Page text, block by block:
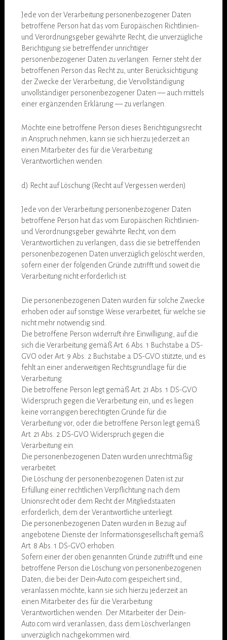
Jede von der Verarbeitung personenbezogener Daten
betroffene Person hat das vom Europäischen Richtlinien-
und Verordnungsgeber gewährte Recht, die unverzügliche
Berichtigung sie betreffender unrichtiger
personenbezogener Daten zu verlangen. Ferner steht der
betroffenen Person das Recht zu, unter Berücksichtigung
der Zwecke der Verarbeitung, die Vervollständigung
unvollständiger personenbezogener Daten — auch mittels
einer ergänzenden Erklärung — zu verlangen.
Möchte eine betroffene Person dieses Berichtigungsrecht
in Anspruch nehmen, kann sie sich hierzu jederzeit an
einen Mitarbeiter des für die Verarbeitung
Verantwortlichen wenden.
d) Recht auf Löschung (Recht auf Vergessen werden)
Jede von der Verarbeitung personenbezogener Daten
betroffene Person hat das vom Europäischen Richtlinien-
und Verordnungsgeber gewährte Recht, von dem
Verantwortlichen zu verlangen, dass die sie betreffenden
personenbezogenen Daten unverzüglich gelöscht werden,
sofern einer der folgenden Gründe zutrifft und soweit die
Verarbeitung nicht erforderlich ist:
Die personenbezogenen Daten wurden für solche Zwecke
erhoben oder auf sonstige Weise verarbeitet, für welche sie
nicht mehr notwendig sind.
Die betroffene Person widerruft ihre Einwilligung, auf die
sich die Verarbeitung gemäß Art. 6 Abs. 1 Buchstabe a DS-
GVO oder Art. 9 Abs. 2 Buchstabe a DS-GVO stützte, und es
fehlt an einer anderweitigen Rechtsgrundlage für die
Verarbeitung.
Die betroffene Person legt gemäß Art. 21 Abs. 1 DS-GVO
Widerspruch gegen die Verarbeitung ein, und es liegen
keine vorrangigen berechtigten Gründe für die
Verarbeitung vor, oder die betroffene Person legt gemäß
Art. 21 Abs. 2 DS-GVO Widerspruch gegen die
Verarbeitung ein.
Die personenbezogenen Daten wurden unrechtmäßig
verarbeitet.
Die Löschung der personenbezogenen Daten ist zur
Erfüllung einer rechtlichen Verpflichtung nach dem
Unionsrecht oder dem Recht der Mitgliedstaaten
erforderlich, dem der Verantwortliche unterliegt.
Die personenbezogenen Daten wurden in Bezug auf
angebotene Dienste der Informationsgesellschaft gemäß
Art. 8 Abs. 1 DS-GVO erhoben.
Sofern einer der oben genannten Gründe zutrifft und eine
betroffene Person die Löschung von personenbezogenen
Daten, die bei der Dein-Auto.com gespeichert sind,
veranlassen möchte, kann sie sich hierzu jederzeit an
einen Mitarbeiter des für die Verarbeitung
Verantwortlichen wenden. Der Mitarbeiter der Dein-
Auto.com wird veranlassen, dass dem Löschverlangen
unverzüglich nachgekommen wird.